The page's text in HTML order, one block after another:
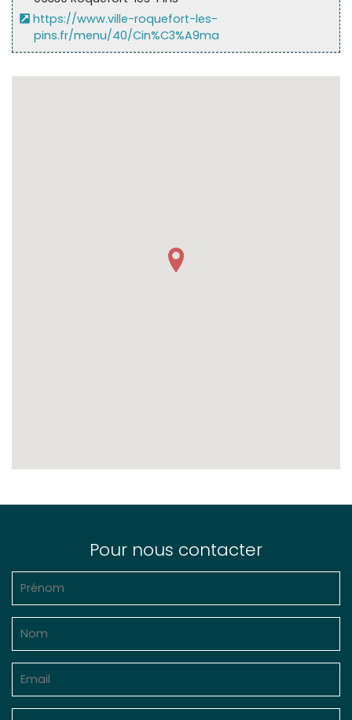
Sur le terrain
(Portraits, actions, collaborations)
Sur l’étagère
https://www.ville-roquefort-les-
pins.fr/menu/40/Cin%C3%A9ma
Pour nous contacter